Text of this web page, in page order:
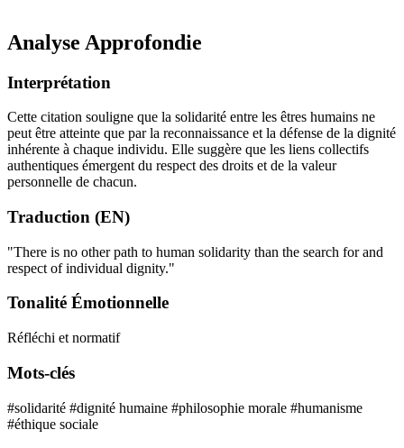
Analyse Approfondie
Interprétation
Cette citation souligne que la solidarité entre les êtres humains ne
peut être atteinte que par la reconnaissance et la défense de la dignité
inhérente à chaque individu. Elle suggère que les liens collectifs
authentiques émergent du respect des droits et de la valeur
personnelle de chacun.
Traduction (EN)
"There is no other path to human solidarity than the search for and
respect of individual dignity."
Tonalité Émotionnelle
Réfléchi et normatif
Mots-clés
#solidarité #dignité humaine #philosophie morale #humanisme
#éthique sociale